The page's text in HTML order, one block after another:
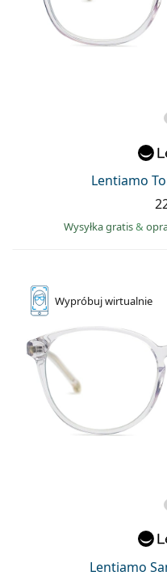
Lentiamo
Wysyłka gratis&
Wypróbujwirtualnie
Lentiamo